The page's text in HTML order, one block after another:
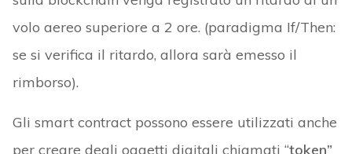
volo aereo superiore a 2 ore. (paradigma If/Then:
se si verifica il ritardo, allora sarà emesso il
rimborso).
Gli smart contract possono essere utilizzati anche
per creare degli oggetti digitali chiamati “token”